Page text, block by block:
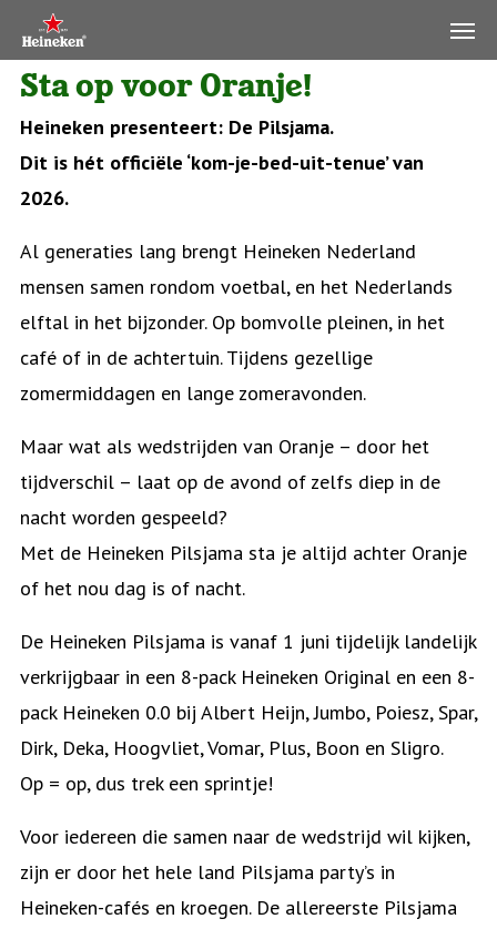
Sta op voor Oranje!
Heineken presenteert: De Pilsjama.
Dit is hét officiële ‘kom-je-bed-uit-tenue’ van
2026.
Al generaties lang brengt Heineken Nederland
mensen samen rondom voetbal, en het Nederlands
elftal in het bijzonder. Op bomvolle pleinen, in het
café of in de achtertuin. Tijdens gezellige
zomermiddagen en lange zomeravonden.
Maar wat als wedstrijden van Oranje – door het
tijdverschil – laat op de avond of zelfs diep in de
nacht worden gespeeld?
Met de Heineken Pilsjama sta je altijd achter Oranje
of het nou dag is of nacht.
De Heineken Pilsjama is vanaf 1 juni tijdelijk landelijk
verkrijgbaar in een 8-pack Heineken Original en een 8-
pack Heineken 0.0 bij Albert Heijn, Jumbo, Poiesz, Spar,
Dirk, Deka, Hoogvliet, Vomar, Plus, Boon en Sligro.
Op = op, dus trek een sprintje!
Voor iedereen die samen naar de wedstrijd wil kijken,
zijn er door het hele land Pilsjama party’s in
Heineken-cafés en kroegen. De allereerste Pilsjama